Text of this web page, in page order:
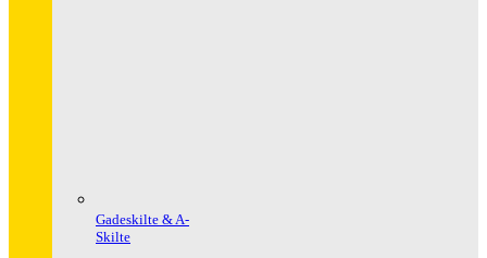
Gadeskilte & A-
Skilte